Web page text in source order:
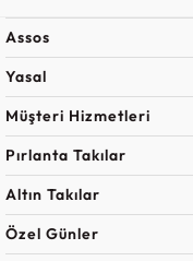
Assos
Yasal
Müşteri Hizmetleri
Pırlanta Takılar
Altın Takılar
Özel Günler